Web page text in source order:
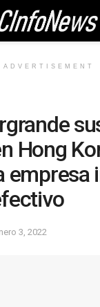
ADVERTISEMENT
Hong
empresa
3, 2022